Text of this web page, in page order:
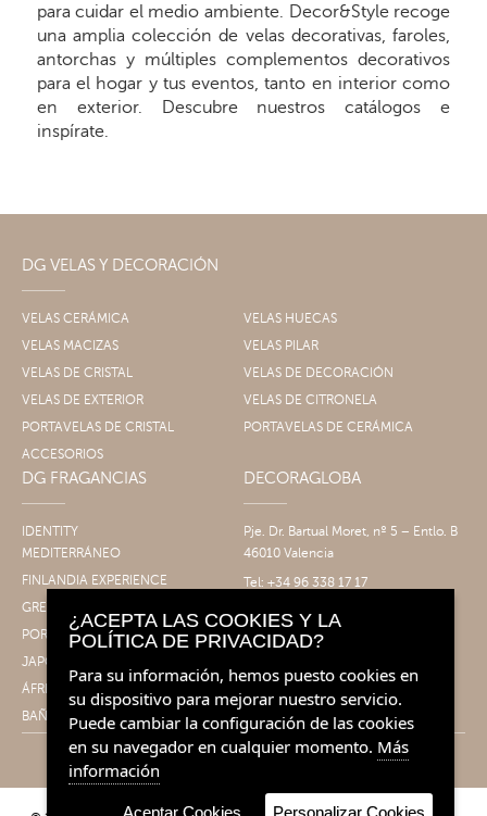
para cuidar el medio ambiente. Decor&Style recoge
una amplia colección de velas decorativas, faroles,
antorchas y múltiples complementos decorativos
para el hogar y tus eventos, tanto en interior como
en exterior. Descubre nuestros catálogos e
inspírate.
DG VELAS Y DECORACIÓN
VELAS CERÁMICA
VELAS HUECAS
VELAS MACIZAS
VELAS PILAR
VELAS DE CRISTAL
VELAS DE DECORACIÓN
VELAS DE EXTERIOR
VELAS DE CITRONELA
PORTAVELAS DE CRISTAL
PORTAVELAS DE CERÁMICA
ACCESORIOS
DG FRAGANCIAS
IDENTITY
MEDITERRÁNEO
FINLANDIA EXPERIENCE
GRECIA EXPERIENCE
PORTUGAL EXPERIENCE
JAPÓN EXPERIENCE
ÁFRICA EXPERIENCE
BAÑO&CUERPO
DECORAGLOBA
Pje. Dr. Bartual Moret, nº 5 – Entlo. B
46010 Valencia
Tel: +34 96 338 17 17
info@decoragloba.com
¿ACEPTA LAS COOKIES Y LA
POLÍTICA DE PRIVACIDAD?
Para su información, hemos puesto cookies en
su dispositivo para mejorar nuestro servicio.
Puede cambiar la configuración de las cookies
en su navegador en cualquier momento. Más
información
Aceptar Cookies Personalizar Cookies